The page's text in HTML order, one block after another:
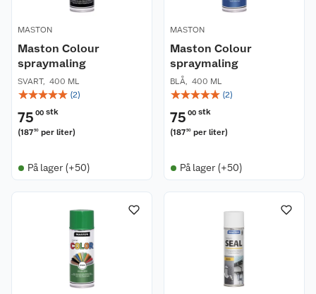
MASTON
Maston Colour
spraymaling
SVART, 400 ML
☆☆☆☆☆ (2)
75 00 stk
(18750 per liter)
På lager (+50)
MASTON
Maston Colour
spraymaling
BLÅ, 400 ML
☆☆☆☆☆ (2)
75 00 stk
(18750 per liter)
På lager (+50)